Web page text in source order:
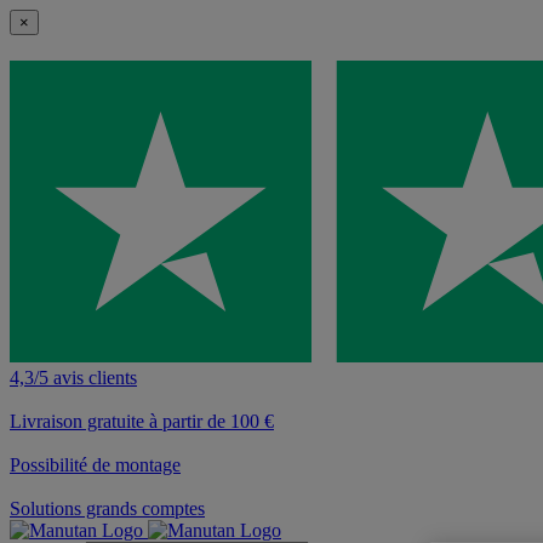
×
4,3/5 avis clients
Livraison gratuite à partir de 100 €
Possibilité de montage
Solutions grands comptes